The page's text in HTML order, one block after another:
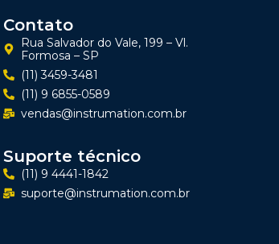
Contato
Rua Salvador do Vale, 199 – Vl.
Formosa – SP
(11) 3459-3481
(11) 9 6855-0589
vendas@instrumation.com.br
Suporte técnico
(11) 9 4441-1842
suporte@instrumation.com.br